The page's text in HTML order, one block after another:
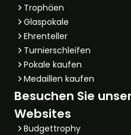
Trophäen
Glaspokale
Ehrenteller
Turnierschleifen
Pokale kaufen
Medaillen kaufen
Besuchen Sie
Websites
Budgettrophy